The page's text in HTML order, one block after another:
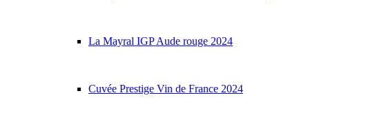
La Mayral IGP Aude rouge 2024
Cuvée Prestige Vin de France 2024